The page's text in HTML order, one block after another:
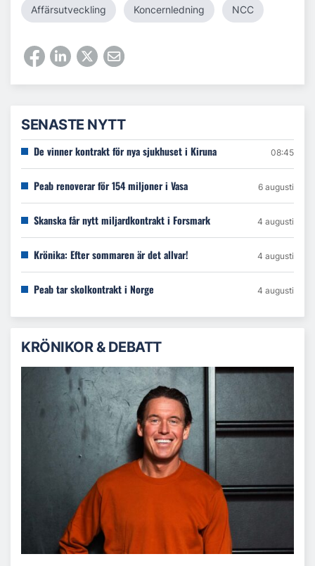
Affärsutveckling Koncernledning NCC
SENASTE NYTT
De vinner kontrakt för nya sjukhuset i Kiruna 08:45
Peab renoverar för 154 miljoner i Vasa 6 augusti
Skanska får nytt miljardkontrakt i Forsmark 4 augusti
Krönika: Efter sommaren är det allvar! 4 augusti
Peab tar skolkontrakt i Norge 4 augusti
KRÖNIKOR & DEBATT